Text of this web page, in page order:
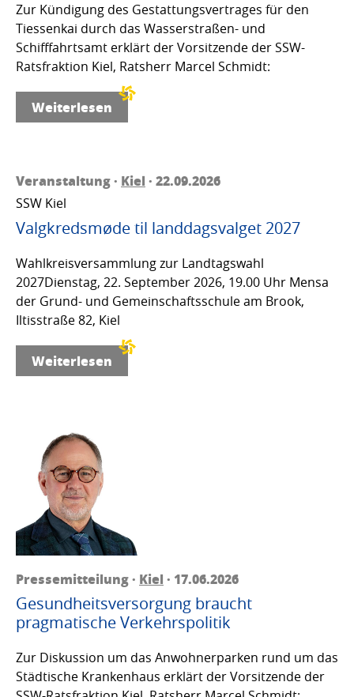
Zur Kündigung des Gestattungsvertrages für den
Tiessenkai durch das Wasserstraßen- und
Schifffahrtsamt erklärt der Vorsitzende der SSW-
Ratsfraktion Kiel, Ratsherr Marcel Schmidt:
Weiterlesen
Veranstaltung · Kiel · 22.09.2026
SSW Kiel
Valgkredsmøde til landdagsvalget 2027
Wahlkreisversammlung zur Landtagswahl
2027Dienstag, 22. September 2026, 19.00 Uhr Mensa
der Grund- und Gemeinschaftsschule am Brook,
Iltisstraße 82, Kiel
Weiterlesen
Pressemitteilung · Kiel · 17.06.2026
Gesundheitsversorgung braucht
pragmatische Verkehrspolitik
Zur Diskussion um das Anwohnerparken rund um das
Städtische Krankenhaus erklärt der Vorsitzende der